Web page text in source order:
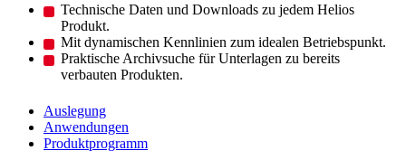
Technische Daten und Downloads zu jedem Helios
Produkt.
Mit dynamischen Kennlinien zum idealen Betriebspunkt.
Praktische Archivsuche für Unterlagen zu bereits
verbauten Produkten.
Auslegung
Anwendungen
Produktprogramm